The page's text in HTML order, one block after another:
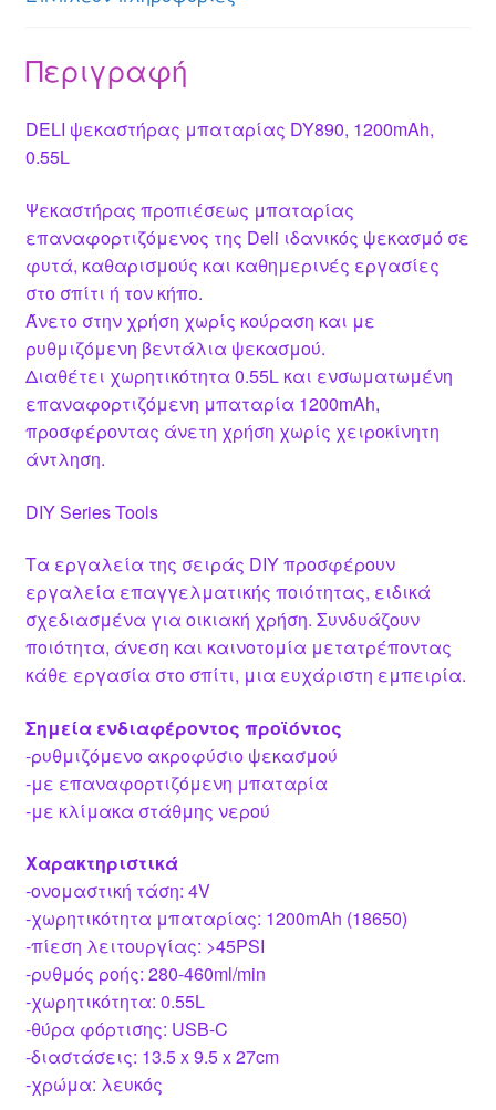
Περιγραφή
DELI ψεκαστήρας μπαταρίας DY890, 1200mAh,
0.55L
Ψεκαστήρας προπιέσεως μπαταρίας
επαναφορτιζόμενος της Deli ιδανικός ψεκασμό σε
φυτά, καθαρισμούς και καθημερινές εργασίες
στο σπίτι ή τον κήπο.
Άνετο στην χρήση χωρίς κούραση και με
ρυθμιζόμενη βεντάλια ψεκασμού.
Διαθέτει χωρητικότητα 0.55L και ενσωματωμένη
επαναφορτιζόμενη μπαταρία 1200mAh,
προσφέροντας άνετη χρήση χωρίς χειροκίνητη
άντληση.
DIY Series Tools
Τα εργαλεία της σειράς DIY προσφέρουν
εργαλεία επαγγελματικής ποιότητας, ειδικά
σχεδιασμένα για οικιακή χρήση. Συνδυάζουν
ποιότητα, άνεση και καινοτομία μετατρέποντας
κάθε εργασία στο σπίτι, μια ευχάριστη εμπειρία.
Σημεία ενδιαφέροντος προϊόντος
-ρυθμιζόμενο ακροφύσιο ψεκασμού
-με επαναφορτιζόμενη μπαταρία
-με κλίμακα στάθμης νερού
Χαρακτηριστικά
-ονομαστική τάση: 4V
-χωρητικότητα μπαταρίας: 1200mAh (18650)
-πίεση λειτουργίας: >45PSI
-ρυθμός ροής: 280-460ml/min
-χωρητικότητα: 0.55L
-θύρα φόρτισης: USB-C
-διαστάσεις: 13.5 x 9.5 x 27cm
-χρώμα: λευκός